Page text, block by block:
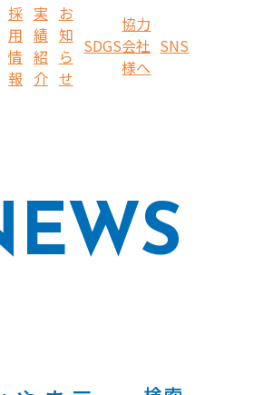
採
用
情
報
実
績
紹
介
お
知
ら
せ
SDGS
協力
会社
様へ
SNS